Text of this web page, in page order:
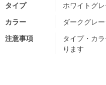
注意事項
タイプ・カ
ります
タイプ
ホワイトグ
カラー
ダークグレー